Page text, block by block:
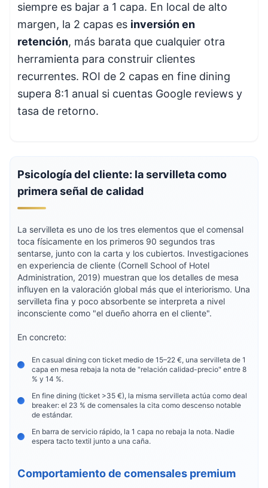
siempre es bajar a 1 capa. En local de alto
margen, la 2 capas es inversión en
retención, más barata que cualquier otra
herramienta para construir clientes
recurrentes. ROI de 2 capas en fine dining
supera 8:1 anual si cuentas Google reviews y
tasa de retorno.
Psicología del cliente: la servilleta como
primera señal de calidad
La servilleta es uno de los tres elementos que el comensal
toca físicamente en los primeros 90 segundos tras
sentarse, junto con la carta y los cubiertos. Investigaciones
en experiencia de cliente (Cornell School of Hotel
Administration, 2019) muestran que los detalles de mesa
influyen en la valoración global más que el interiorismo. Una
servilleta fina y poco absorbente se interpreta a nivel
inconsciente como "el dueño ahorra en el cliente".
En concreto:
En casual dining con ticket medio de 15–22 €, una servilleta de 1
capa en mesa rebaja la nota de "relación calidad-precio" entre 8
% y 14 %.
En fine dining (ticket >35 €), la misma servilleta actúa como deal
breaker: el 23 % de comensales la cita como descenso notable
de estándar.
En barra de servicio rápido, la 1 capa no rebaja la nota. Nadie
espera tacto textil junto a una caña.
Comportamiento de comensales premium